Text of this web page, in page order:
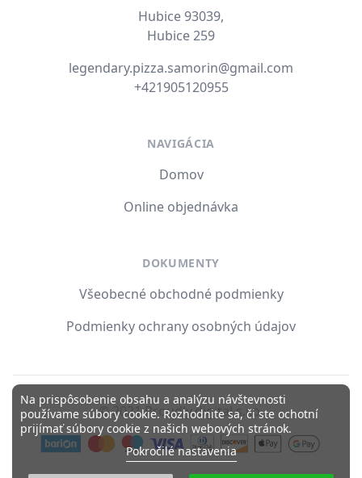
Na prispôsobenie obsahu a analýzu návštevnosti
používame súbory cookie. Rozhodnite sa, či ste ochotní
prijímať súbory cookie z našich webových stránok.
Pokročilé nastavenia
Hubice 93039,
Hubice 259
legendary.pizza.samorin@gmail.com
+421905120955
NAVIGÁCIA
Domov
Online objednávka
DOKUMENTY
Všeobecné obchodné podmienky
Podmienky ochrany osobných údajov
© 2021 Proudly.digital s.r.o.